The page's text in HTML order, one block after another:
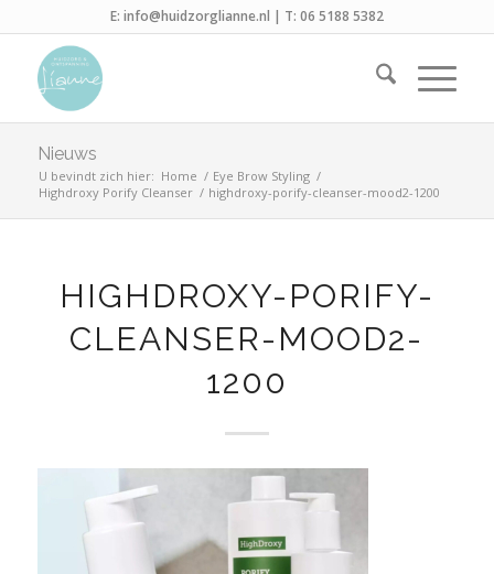
E: info@huidzorglianne.nl | T: 06 5188 5382
Nieuws
U bevindt zich hier: Home / Eye Brow Styling /
Highdroxy Porify Cleanser / highdroxy-porify-cleanser-mood2-1200
HIGHDROXY-PORIFY-
CLEANSER-MOOD2-
1200